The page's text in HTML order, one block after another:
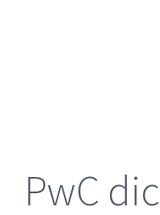
PwC